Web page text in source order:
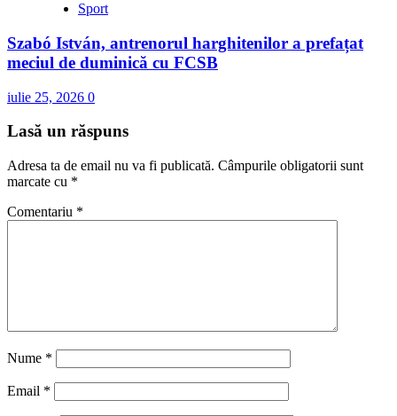
Sport
Szabó István, antrenorul harghitenilor a prefațat
meciul de duminică cu FCSB
iulie 25, 2026 0
Lasă un răspuns
Adresa ta de email nu va fi publicată. Câmpurile obligatorii sunt
marcate cu *
Comentariu *
Nume *
Email *